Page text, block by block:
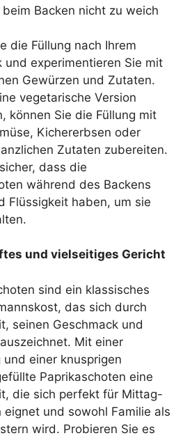
Backen nicht zu weich
die Füllung nach Ihrem
und experimentieren Sie mit
Gewürzen und Zutaten.
vegetarische Version
können Sie die Füllung mit
Kichererbsen oder
Zutaten zubereiten.
dass die
während des Backens
Flüssigkeit haben, um sie
und vielseitiges Gericht
sind ein klassisches
das sich durch
seinen Geschmack und
Mit einer
und einer knusprigen
Paprikaschoten eine
die sich perfekt für Mittag-
und sowohl Familie als
wird. Probieren Sie es